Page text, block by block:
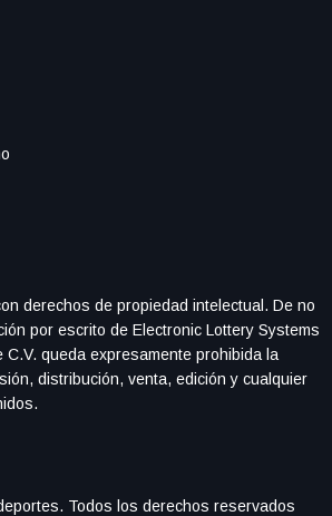
derechos de propiedad intelectual. De no
por escrito de Electronic Lottery Systems
C.V. queda expresamente prohibida la
distribución, venta, edición y cualquier
Todos los derechos reservados